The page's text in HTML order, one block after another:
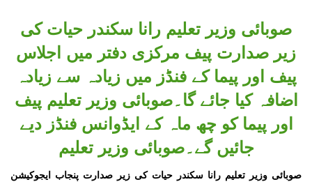
صوبائی وزیر تعلیم رانا سکندر حیات کی
زیر صدارت پیف مرکزی دفتر میں اجلاس
پیف اور پیما کے فنڈز میں زیادہ سے زیادہ
اضافہ کیا جائے گا۔صوبائی وزیر تعلیم پیف
اور پیما کو چھ ماہ کے ایڈوانس فنڈز دیے
جائیں گے۔صوبائی وزیر تعلیم
صوبائی وزیر تعلیم رانا سکندر حیات کی زیر صدارت پنجاب ایجوکیشن